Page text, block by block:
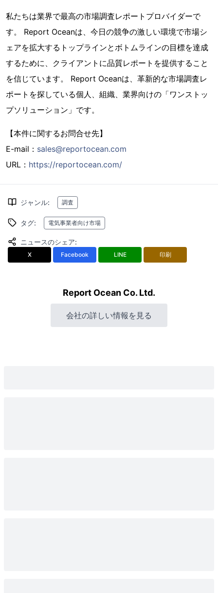
私たちは業界で最高の市場調査レポートプロバイダーで
す。 Report Oceanは、今日の競争の激しい環境で市場シ
ェアを拡大するトップラインとボトムラインの目標を達成
するために、クライアントに品質レポートを提供すること
を信じています。 Report Oceanは、革新的な市場調査レ
ポートを探している個人、組織、業界向けの「ワンストッ
プソリューション」です。
【本件に関するお問合せ先】
E-mail： sales@reportocean.com
URL： https://reportocean.com/
ジャンル: 調査
タグ: 電気事業者向け市場
ニュースのシェア:
X Facebook LINE 印刷
Report Ocean Co. Ltd.
会社の詳しい情報を見る